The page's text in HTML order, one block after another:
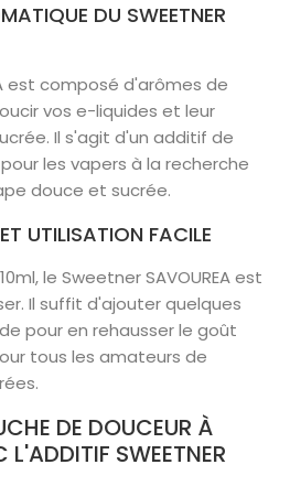
DU SWEETNER
est composé d'arômes de
vos e-liquides et leur
Il s'agit d'un additif de
les vapers à la recherche
douce et sucrée.
UTILISATION FACILE
le Sweetner SAVOUREA est
Il suffit d'ajouter quelques
pour en rehausser le goût
tous les amateurs de
DE DOUCEUR À
SWEETNER